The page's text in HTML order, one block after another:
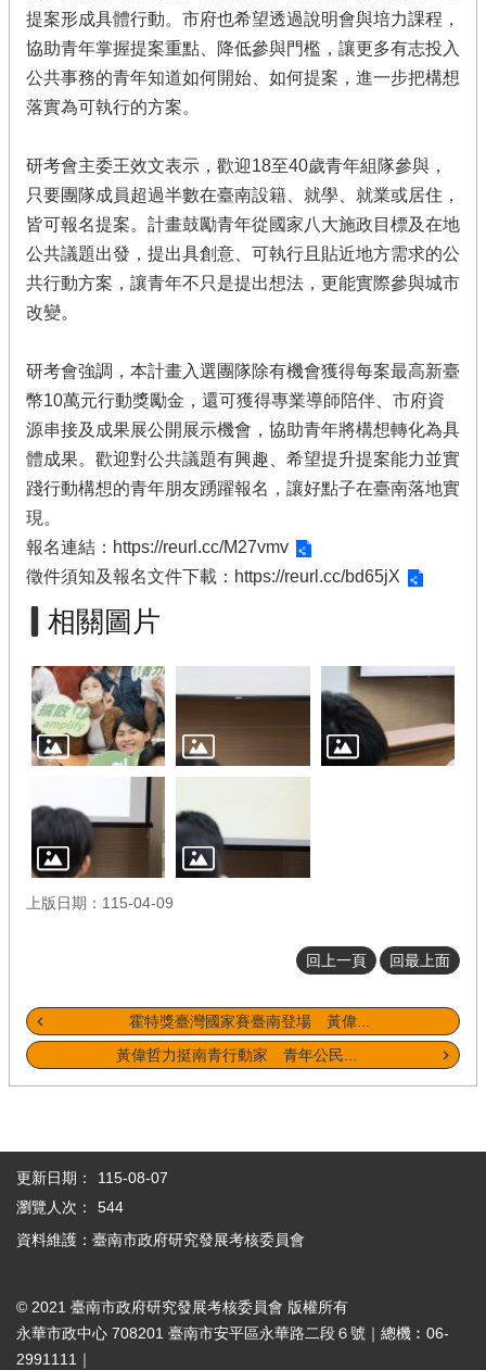
提案形成具體行動。市府也希望透過說明會與培力課程，
協助青年掌握提案重點、降低參與門檻，讓更多有志投入
公共事務的青年知道如何開始、如何提案，進一步把構想
落實為可執行的方案。
研考會主委王效文表示，歡迎18至40歲青年組隊參與，
只要團隊成員超過半數在臺南設籍、就學、就業或居住，
皆可報名提案。計畫鼓勵青年從國家八大施政目標及在地
公共議題出發，提出具創意、可執行且貼近地方需求的公
共行動方案，讓青年不只是提出想法，更能實際參與城市
改變。
研考會強調，本計畫入選團隊除有機會獲得每案最高新臺
幣10萬元行動獎勵金，還可獲得專業導師陪伴、市府資
源串接及成果展公開展示機會，協助青年將構想轉化為具
體成果。歡迎對公共議題有興趣、希望提升提案能力並實
踐行動構想的青年朋友踴躍報名，讓好點子在臺南落地實
現。
報名連結： https://reurl.cc/M27vmv
徵件須知及報名文件下載： https://reurl.cc/bd65jX
相關圖片
上版日期：115-04-09
回上一頁 回最上面
霍特獎臺灣國家賽臺南登場 黃偉...
黃偉哲力挺南青行動家 青年公民...
更新日期：
115-08-07
瀏覽人次：
544
資料維護：臺南市政府研究發展考核委員會
© 2021 臺南市政府研究發展考核委員會 版權所有
永華市政中心 708201 臺南市安平區永華路二段６號｜總機︰06-
2991111｜